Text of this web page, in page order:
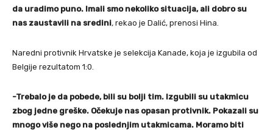
da uradimo puno. Imali smo nekoliko situacija, ali dobro su
nas zaustavili na sredini, rekao je Dalić, prenosi Hina.
Naredni protivnik Hrvatske je selekcija Kanade, koja je izgubila od
Belgije rezultatom 1:0.
-Trebalo je da pobede, bili su bolji tim. Izgubili su utakmicu
zbog jedne greške. Očekuje nas opasan protivnik. Pokazali su
mnogo više nego na poslednjim utakmicama. Moramo biti